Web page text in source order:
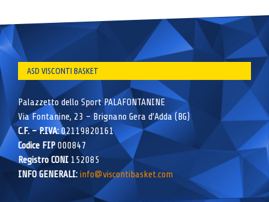
ASD VISCONTI BASKET
Palazzetto dello Sport PALAFONTANINE
Via Fontanine, 23 – Brignano Gera d’Adda (BG)
C.F. – P.IVA:02119820161
Codice FIP000847
Registro CONI 152085
INFO GENERALI: info@viscontibasket.com